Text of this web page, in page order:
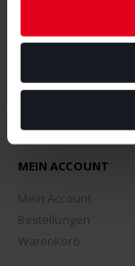
MEIN ACCOUNT
Mein Account
Bestellungen
Warenkorb